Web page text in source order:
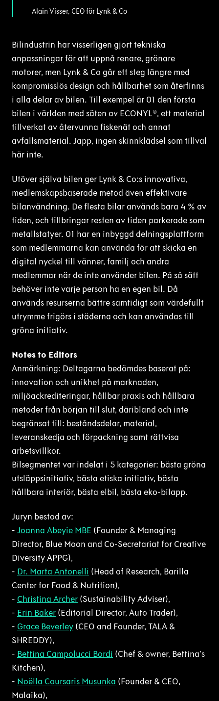
Alain Visser, CEO för Lynk & Co
Bilindustrin har visserligen gjort tekniska
anpassningar för att uppnå renare, grönare
motorer, men Lynk & Co går ett steg längre med
kompromisslös design och hållbarhet som återfinns
i alla delar av bilen. Till exempel är 01 den första
bilen i världen med säten av ECONYL®, ett material
tillverkat av återvunna fiskenät och annat
avfallsmaterial. Japp, ingen skinnklädsel som tillval
här inte.
Utöver själva bilen ger Lynk & Co:s innovativa,
medlemskapsbaserade metod även effektivare
bilanvändning. De flesta bilar används bara 4 % av
tiden, och tillbringar resten av tiden parkerade som
metallstatyer. 01 har en inbyggd delningsplattform
som medlemmarna kan använda för att skicka en
digital nyckel till vänner, familj och andra
medlemmar när de inte använder bilen. På så sätt
behöver inte varje person ha en egen bil. Då
används resurserna bättre samtidigt som värdefullt
utrymme frigörs i städerna och kan användas till
gröna initiativ.
Notes to Editors
Anmärkning: Deltagarna bedömdes baserat på:
innovation och unikhet på marknaden,
miljöackrediteringar, hållbar praxis och hållbara
metoder från början till slut, däribland och inte
begränsat till: beståndsdelar, material,
leveranskedja och förpackning samt rättvisa
arbetsvillkor.
Bilsegmentet var indelat i 5 kategorier: bästa gröna
utsläppsinitiativ, bästa etiska initiativ, bästa
hållbara interiör, bästa elbil, bästa eko-bilapp.
Juryn bestod av:
- Joanna Abeyie MBE (Founder & Managing
Director, Blue Moon and Co-Secretariat for Creative
Diversity APPG),
- Dr. Marta Antonelli (Head of Research, Barilla
Center for Food & Nutrition),
- Christina Archer (Sustainability Adviser),
- Erin Baker (Editorial Director, Auto Trader),
- Grace Beverley (CEO and Founder, TALA &
SHREDDY),
- Bettina Campolucci Bordi (Chef & owner, Bettina's
Kitchen),
- Noëlla Coursaris Musunka (Founder & CEO,
Malaika),